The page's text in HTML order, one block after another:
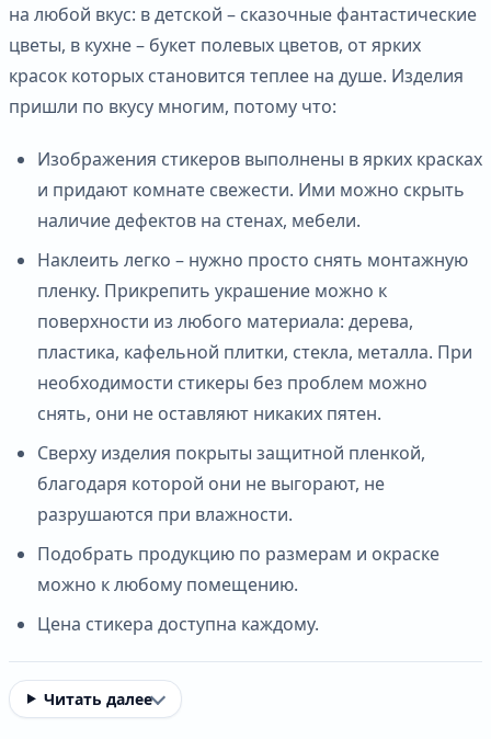
на любой вкус: в детской – сказочные фантастические
цветы, в кухне – букет полевых цветов, от ярких
красок которых становится теплее на душе. Изделия
пришли по вкусу многим, потому что:
Изображения стикеров выполнены в ярких красках
и придают комнате свежести. Ими можно скрыть
наличие дефектов на стенах, мебели.
Наклеить легко – нужно просто снять монтажную
пленку. Прикрепить украшение можно к
поверхности из любого материала: дерева,
пластика, кафельной плитки, стекла, металла. При
необходимости стикеры без проблем можно
снять, они не оставляют никаких пятен.
Сверху изделия покрыты защитной пленкой,
благодаря которой они не выгорают, не
разрушаются при влажности.
Подобрать продукцию по размерам и окраске
можно к любому помещению.
Цена стикера доступна каждому.
Читать далее